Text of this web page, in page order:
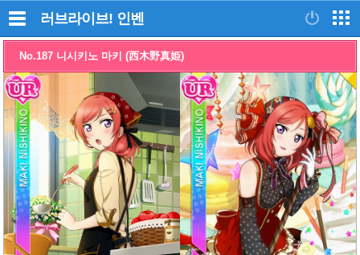
러브라이브! 인벤
No.187 니시키노 마키 (西木野真姫)